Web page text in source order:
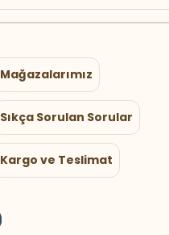
Mağazalarımız
Sıkça Sorulan Sorular
Kargo ve Teslimat